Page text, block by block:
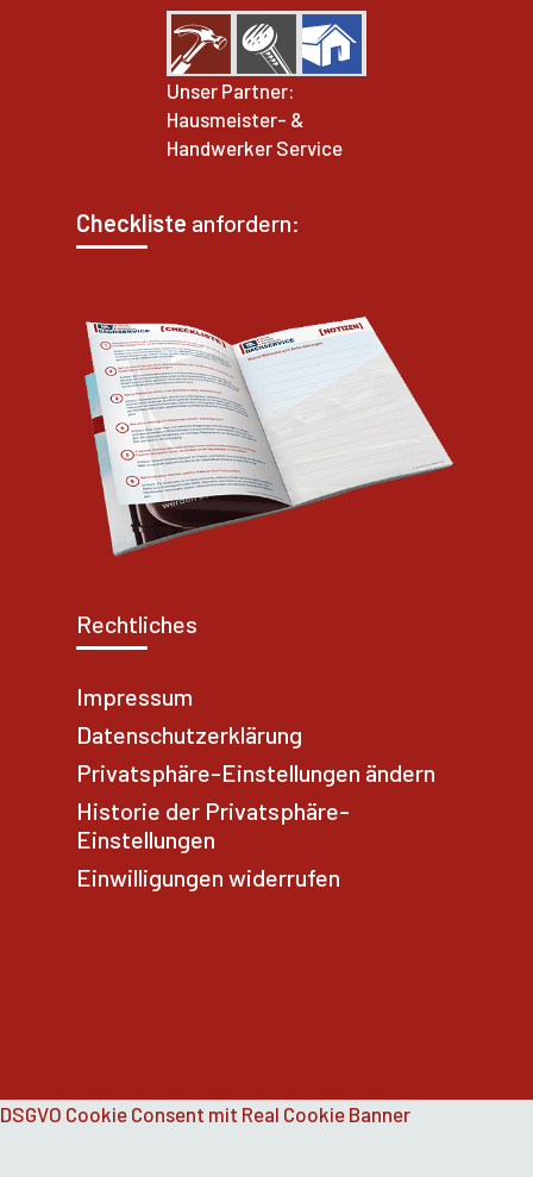
Unser Partner:
Hausmeister- &
Handwerker Service
Checkliste anfordern:
Rechtliches
Impressum
Datenschutzerklärung
Privatsphäre-Einstellungen ändern
Historie der Privatsphäre-
Einstellungen
Einwilligungen widerrufen
DSGVO Cookie Consent mit Real Cookie Banner